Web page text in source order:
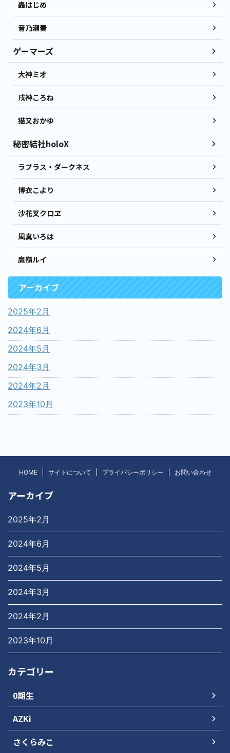
轟はじめ
音乃瀬奏
ゲーマーズ
大神ミオ
戌神ころね
猫又おかゆ
秘密結社holoX
ラプラス・ダークネス
博衣こより
沙花叉クロヱ
風真いろは
鷹嶺ルイ
アーカイブ
2025年2月
2024年6月
2024年5月
2024年3月
2024年2月
2023年10月
HOME サイトについて プライバシーポリシー お問い合わせ
アーカイブ
2025年2月
2024年6月
2024年5月
2024年3月
2024年2月
2023年10月
カテゴリー
0期生
AZKi
さくらみこ